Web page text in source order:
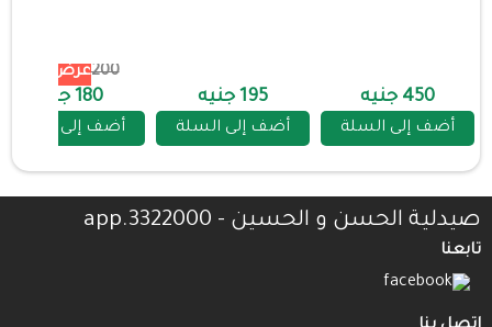
450 جنيه
أضف إلى السلة
195 جنيه
أضف إلى السلة
200عرض 10%
180 جنيه
أضف إلى السلة
صيدلية الحسن و الحسين - 3322000.app
تابعنا